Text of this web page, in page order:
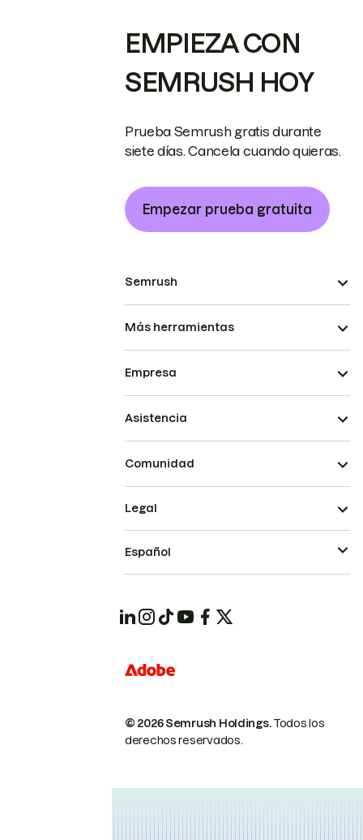
EMPIEZA CON
SEMRUSH HOY
Prueba Semrush gratis durante
siete días. Cancela cuando quieras.
Empezar prueba gratuita
Semrush
Más herramientas
Empresa
Asistencia
Comunidad
© 2026 Semrush Holdings.Todos los
derechos reservados.
Legal
Español